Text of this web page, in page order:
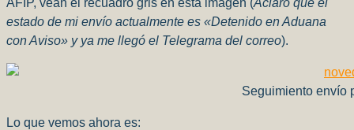
AFIP, vean el recuadro gris en esta imagen (Aclaro que el
estado de mi envío actualmente es «Detenido en Aduana
con Aviso» y ya me llegó el Telegrama del correo).
Seguimiento envío
Lo que vemos ahora es: